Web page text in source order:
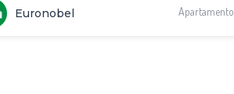
Euronobel Apartamento